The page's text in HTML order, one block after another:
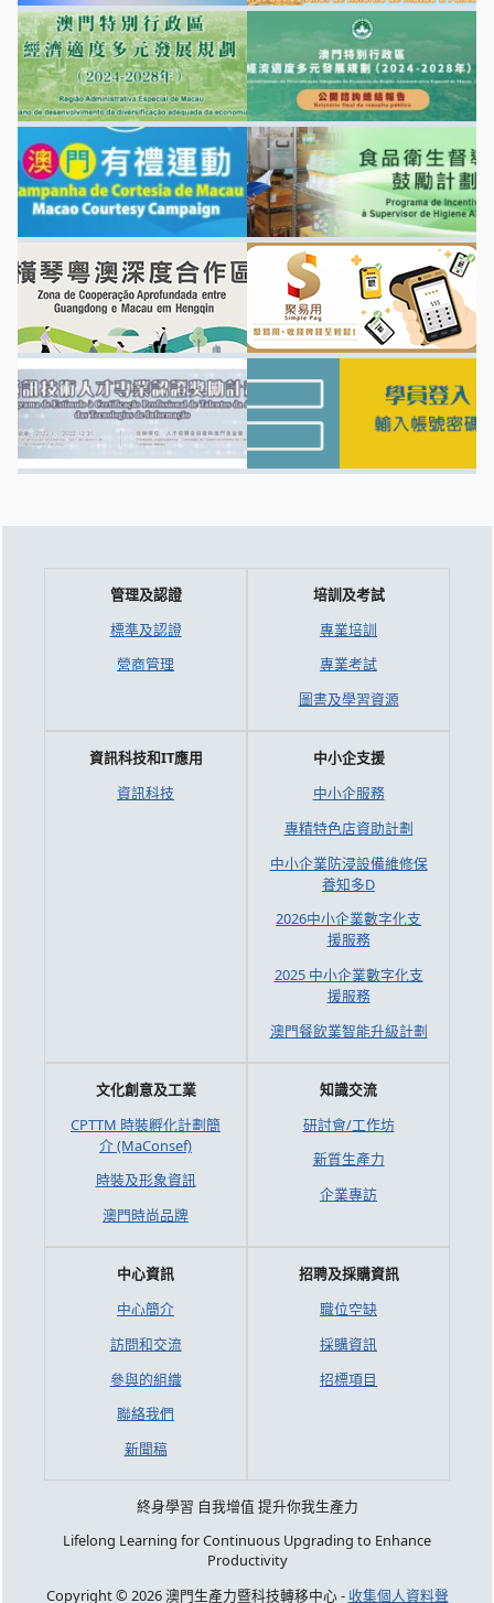
管理及認證
標準及認證
營商管理
培訓及考試
專業培訓
專業考試
圖書及學習資源
資訊科技和IT應用
資訊科技
中小企支援
中小企服務
專精特色店資助計劃
中小企業防浸設備維修保
養知多D
2026中小企業數字化支
援服務
2025 中小企業數字化支
援服務
澳門餐飲業智能升級計劃
文化創意及工業
CPTTM 時裝孵化計劃簡
介 (MaConsef)
時裝及形象資訊
澳門時尚品牌
知識交流
研討會/工作坊
新質生產力
企業專訪
中心資訊
中心簡介
訪問和交流
參與的組織
聯絡我們
新聞稿
招聘及採購資訊
職位空缺
採購資訊
招標項目
終身學習 自我增值 提升你我生產力
Lifelong Learning for Continuous Upgrading to Enhance
Productivity
Copyright © 2026 澳門生產力暨科技轉移中心 - 收集個人資料聲